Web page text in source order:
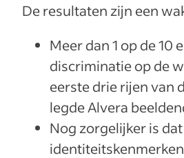
De resultaten zijn een
Meer dan 1 op de 10
discriminatie op de
eerste drie rijen van
legde Alvera
Nog zorgelijker is